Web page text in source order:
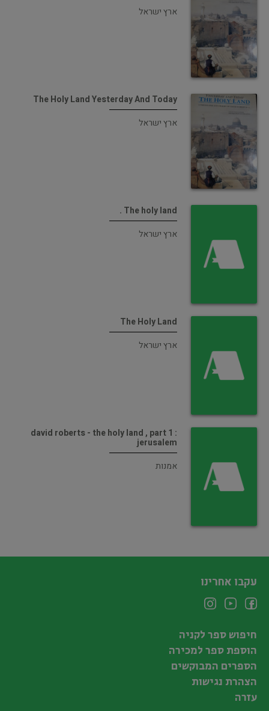
ארץ ישראל
The Holy Land Yesterday And Today
ארץ ישראל
The holy land .
ארץ ישראל
The Holy Land
ארץ ישראל
david roberts - the holy land , part 1 :
jerusalem
אמנות
עקבו אחרינו
חיפוש ספר לקניה
הוספת ספר למכירה
הספרים המבוקשים
הצהרת נגישות
עזרה